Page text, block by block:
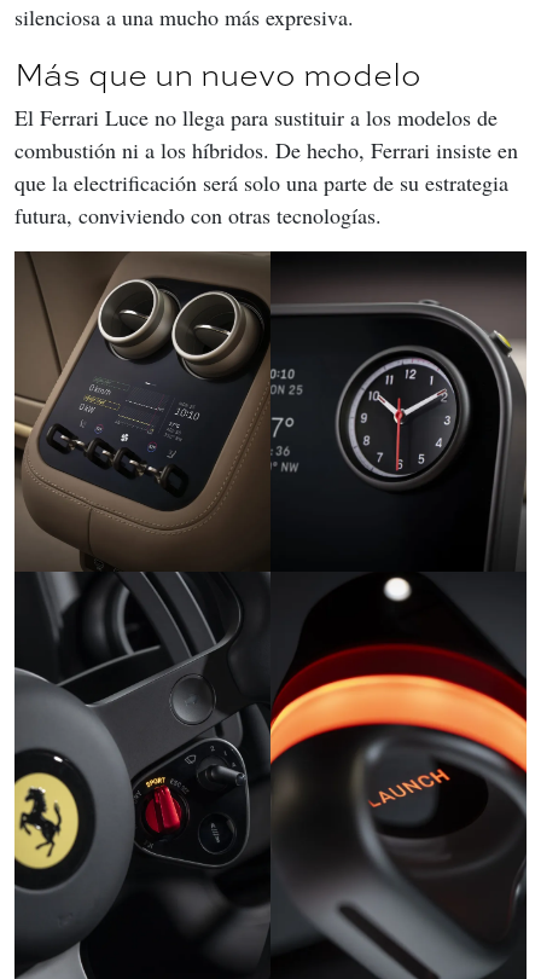
silenciosa a una mucho más expresiva.
Más que un nuevo modelo
El Ferrari Luce no llega para sustituir a los modelos de
combustión ni a los híbridos. De hecho, Ferrari insiste en
que la electrificación será solo una parte de su estrategia
futura, conviviendo con otras tecnologías.